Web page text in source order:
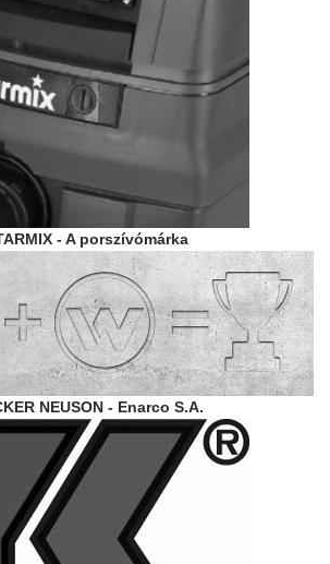
- A porszívómárka
NEUSON - Enarco S.A.